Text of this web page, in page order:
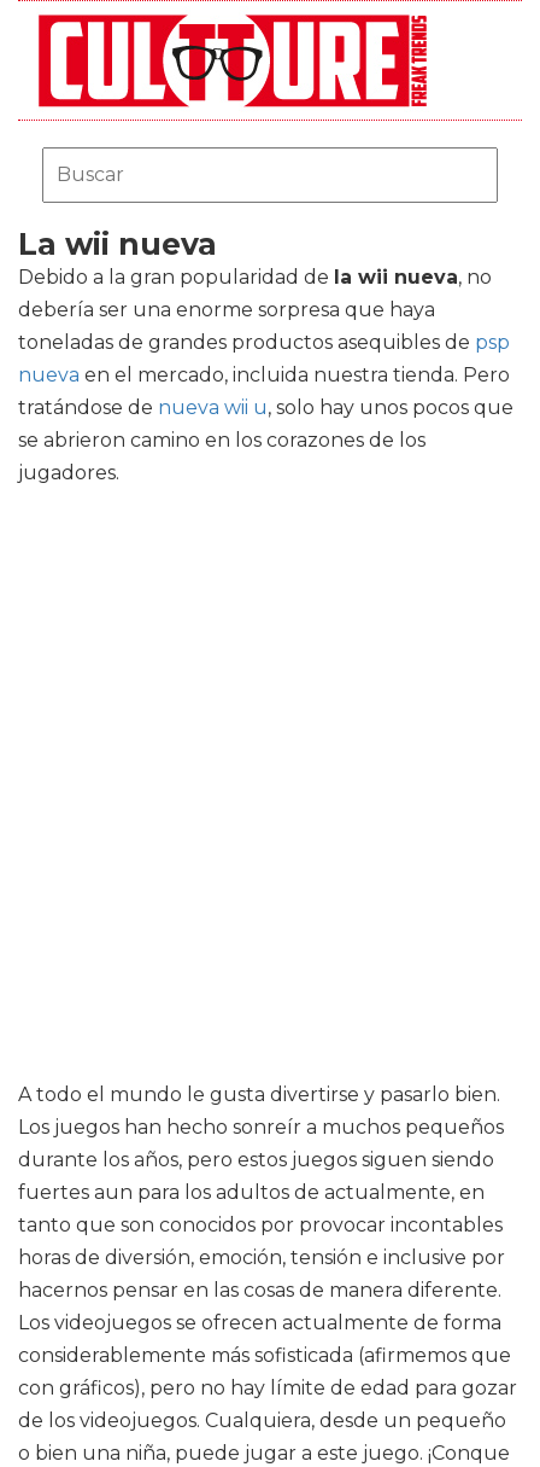
La wii nueva
Debido a la gran popularidad de la wii nueva, no
debería ser una enorme sorpresa que haya
toneladas de grandes productos asequibles de psp
nueva en el mercado, incluida nuestra tienda. Pero
tratándose de nueva wii u, solo hay unos pocos que
se abrieron camino en los corazones de los
jugadores.
A todo el mundo le gusta divertirse y pasarlo bien.
Los juegos han hecho sonreír a muchos pequeños
durante los años, pero estos juegos siguen siendo
fuertes aun para los adultos de actualmente, en
tanto que son conocidos por provocar incontables
horas de diversión, emoción, tensión e inclusive por
hacernos pensar en las cosas de manera diferente.
Los videojuegos se ofrecen actualmente de forma
considerablemente más sofisticada (afirmemos que
con gráficos), pero no hay límite de edad para gozar
de los videojuegos. Cualquiera, desde un pequeño
o bien una niña, puede jugar a este juego. ¡Conque